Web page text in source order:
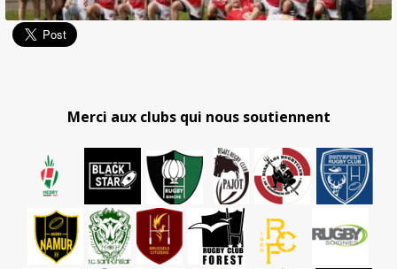
Merci aux clubs qui nous soutiennent